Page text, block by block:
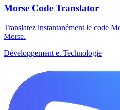
Morse Code Translator
Translatez instantanément le code
Morse.
Développement et Technologie